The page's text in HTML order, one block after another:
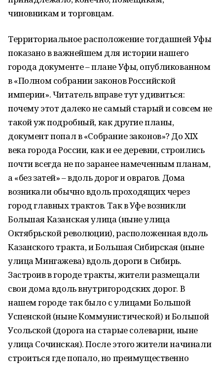
чиновникам и торговцам.
Территориальное расположение тогдашней Уфы
показано в важнейшем для истории нашего
города документе – плане Уфы, опубликованном
в «Полном собрании законов Российской
империи». Читатель вправе тут удивиться:
почему этот далеко не самый старый и совсем не
такой уж подробный, как другие планы,
документ попал в «Собрание законов»? До XIX
века города России, как и ее деревни, строились
почти всегда не по заранее намеченным планам,
а «без затей» – вдоль дорог и оврагов. Дома
возникали обычно вдоль проходящих через
город главных трактов. Так в Уфе возникли
Большая Казанская улица (ныне улица
Октябрьской революции), расположенная вдоль
Казанского тракта, и Большая Сибирская (ныне
улица Мингажева) вдоль дороги в Сибирь.
Застроив в городе тракты, жители размещали
свои дома вдоль внутригородских дорог. В
нашем городе так было с улицами Большой
Успенской (ныне Коммунистической) и Большой
Усольской (дорога на старые солеварни, ныне
улица Сочинская). После этого жители начинали
строиться где попало, но преимущественно